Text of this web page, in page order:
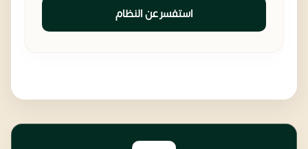
استفسر عن النظام